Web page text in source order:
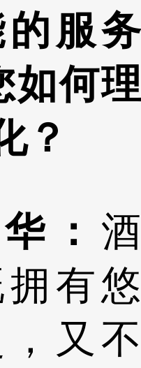
服务
如何理
？
： 酒
有悠
又不